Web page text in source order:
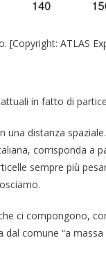
[Copyright: ATLAS
in fatto di
distanza
corrisponda a
sempre più
ci compongono,
comune “a